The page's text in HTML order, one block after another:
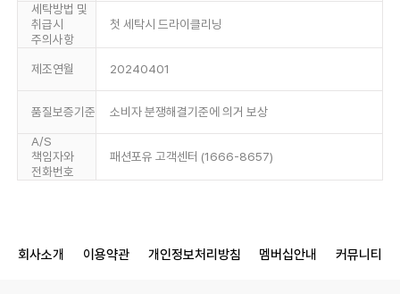
세탁방법 및
취급시
주의사항
첫 세탁시 드라이클리닝
제조연월 20240401
품질보증기준 소비자 분쟁해결기준에 의거 보상
A/S
책임자와
전화번호
패션포유 고객센터 (1666-8657)
회사소개 이용약관 개인정보처리방침 멤버십안내 커뮤니티